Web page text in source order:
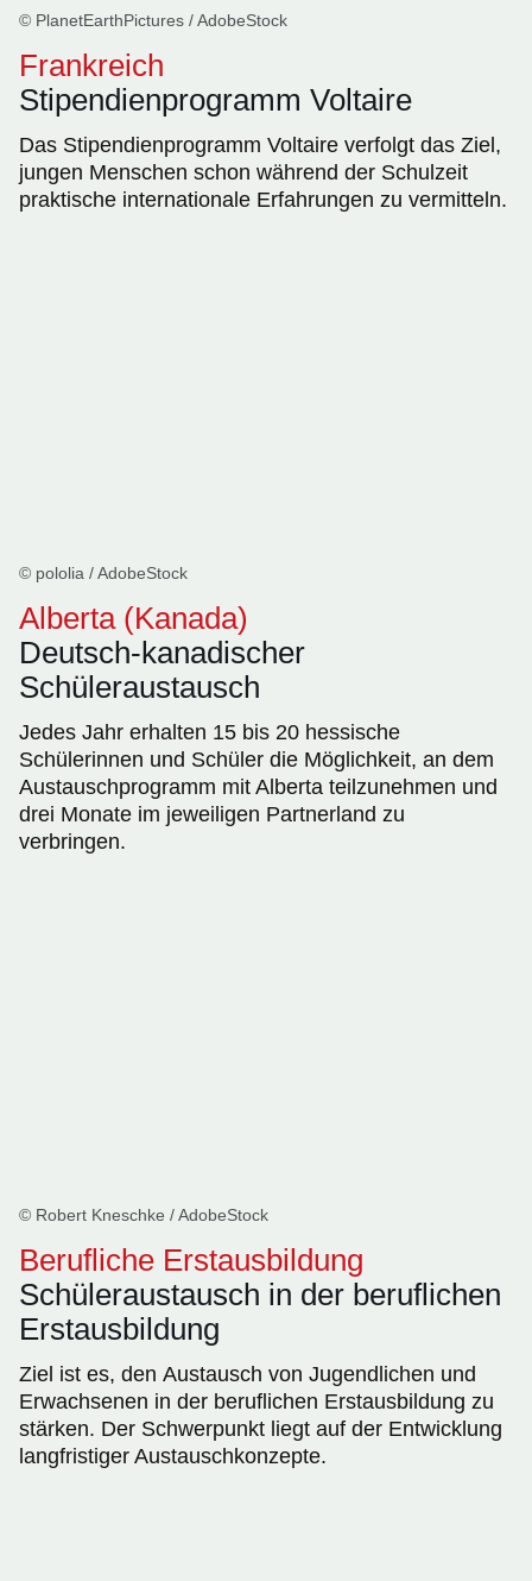
© PlanetEarthPictures / AdobeStock
Frankreich
Stipendienprogramm Voltaire
Das Stipendienprogramm Voltaire verfolgt das Ziel,
jungen Menschen schon während der Schulzeit
praktische internationale Erfahrungen zu vermitteln.
© pololia / AdobeStock
Alberta (Kanada)
Deutsch-kanadischer
Schüleraustausch
Jedes Jahr erhalten 15 bis 20 hessische
Schülerinnen und Schüler die Möglichkeit, an dem
Austauschprogramm mit Alberta teilzunehmen und
drei Monate im jeweiligen Partnerland zu
verbringen.
© Robert Kneschke / AdobeStock
Berufliche Erstausbildung
Schüleraustausch in der beruflichen
Erstausbildung
Ziel ist es, den Austausch von Jugendlichen und
Erwachsenen in der beruflichen Erstausbildung zu
stärken. Der Schwerpunkt liegt auf der Entwicklung
langfristiger Austauschkonzepte.